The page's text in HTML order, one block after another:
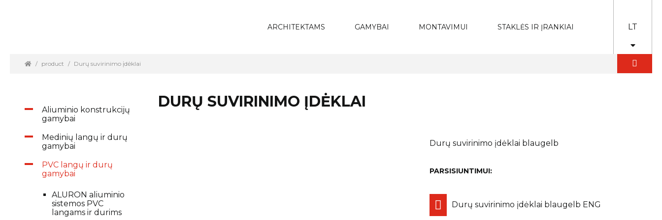
ARCHITEKTAMS GAMYBAI MONTAVIMUI STAKLĖS IR ĮRANKIAI LT
product Durų suvirinimo įdėklai
Aliuminio konstrukcijų
gamybai
Medinių langų ir durų
gamybai
PVC langų ir durų
gamybai
ALURON aliuminio
sistemos PVC
langams ir durims
DURŲ SUVIRINIMO ĮDĖKLAI
Durų suvirinimo įdėklai blaugelb
PARSISIUNTIMUI:
Durų suvirinimo įdėklai blaugelb ENG